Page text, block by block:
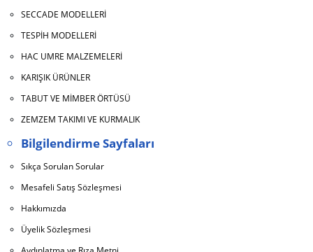
SECCADE MODELLERİ
TESPİH MODELLERİ
HAC UMRE MALZEMELERİ
KARIŞIK ÜRÜNLER
TABUT VE MİMBER ÖRTÜSÜ
ZEMZEM TAKIMI VE KURMALIK
Bilgilendirme Sayfaları
Sıkça Sorulan Sorular
Mesafeli Satış Sözleşmesi
Hakkımızda
Üyelik Sözleşmesi